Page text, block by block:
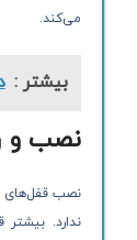
می‌کند.
بیشتر :
نصب و
نصب قفل‌های
ندارد.